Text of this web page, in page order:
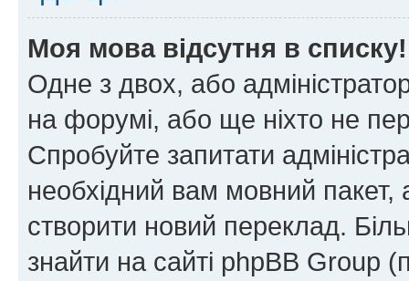
Моя мова відсутня в списку!
Одне з двох, або
на форумі, або ще ніхто не
Спробуйте запитати
необхідний вам мовний
створити новий переклад.
знайти на сайті phpBB Group